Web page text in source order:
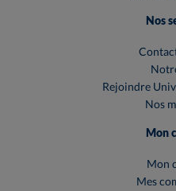
Nos
Rejoindre
Nos
Mon
Mon
Mes